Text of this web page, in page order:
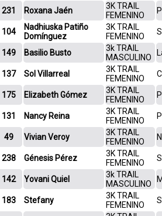
231 Roxana Jaén
3K TRAIL
FEMENINO
104
Nadhiuska Patiño
Domínguez
3K TRAIL
FEMENINO
149 Basilio Busto
3k TRAIL
MASCULINO
137 Sol Villarreal
3K TRAIL
FEMENINO
175 Elizabeth Gómez
3K TRAIL
FEMENINO
131 Nancy Reina
3K TRAIL
FEMENINO
49 Vivian Veroy
3K TRAIL
FEMENINO
238 Génesis Pérez
3K TRAIL
FEMENINO
142 Yovani Quiel
3k TRAIL
MASCULINO
183 Stefany
3K TRAIL
FEMENINO